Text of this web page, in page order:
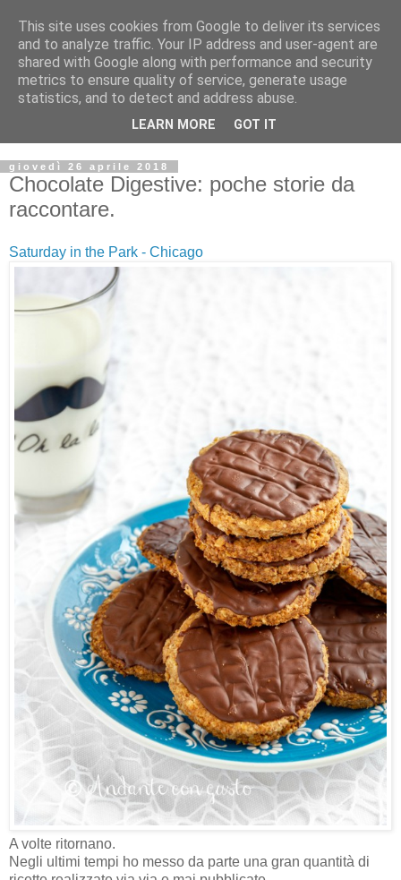
giovedì 26 aprile 2018
Chocolate Digestive: poche storie da
raccontare.
Saturday in the Park - Chicago
A volte ritornano.
Negli ultimi tempi ho messo da parte una gran quantità di
This site uses cookies from Google to deliver its services
and to analyze traffic. Your IP address and user-agent are
shared with Google along with performance and security
metrics to ensure quality of service, generate usage
statistics, and to detect and address abuse.
LEARN MORE GOT IT